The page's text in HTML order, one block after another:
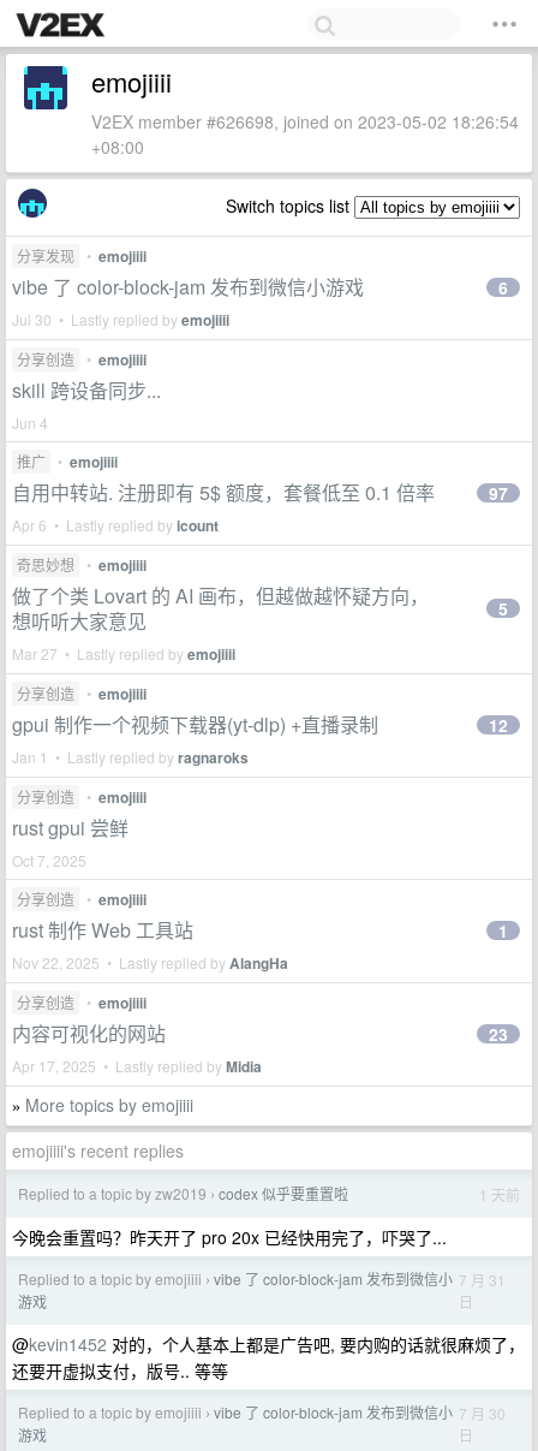
emojiiii
V2EX member #626698, joined on 2023-05-02 18:26:54
+08:00
Switch topics list
分享发现 • emojiiii
vibe 了 color-block-jam 发布到微信小游戏
Jul 30 • Lastly replied byemojiiii
6
分享创造 • emojiiii
skill 跨设备同步...
Jun 4
推广
• emojiiii
自用中转站. 注册即有 5$ 额度，套餐低至 0.1 倍率
Apr 6 • Lastly replied byicount
97
奇思妙想 • emojiiii
做了个类 Lovart 的 AI 画布，但越做越怀疑方向，
想听听大家意见
Mar 27 • Lastly replied byemojiiii
5
分享创造 • emojiiii
gpui 制作一个视频下载器(yt-dlp) +直播录制
Jan 1 • Lastly replied byragnaroks
12
分享创造 • emojiiii
rust gpui 尝鲜
Oct 7, 2025
分享创造
• emojiiii
rust 制作 Web 工具站
Nov 22, 2025 • Lastly replied byAlangHa
1
分享创造 • emojiiii
内容可视化的网站
Apr 17, 2025 • Lastly replied byMidia
23
» More topics by emojiiii
emojiiii's recent replies
Replied to a topic by zw2019 › codex 似乎要重置啦 1 天前
今晚会重置吗？昨天开了 pro 20x 已经快用完了，吓哭了...
Replied to a topic by emojiiii › vibe 了 color-block-jam 发布到微信小
游戏
7 月 31
日
@kevin1452 对的，个人基本上都是广告吧, 要内购的话就很麻烦了，
还要开虚拟支付，版号.. 等等
Replied to a topic by emojiiii › vibe 了 color-block-jam 发布到微信小
游戏
7 月 30
日